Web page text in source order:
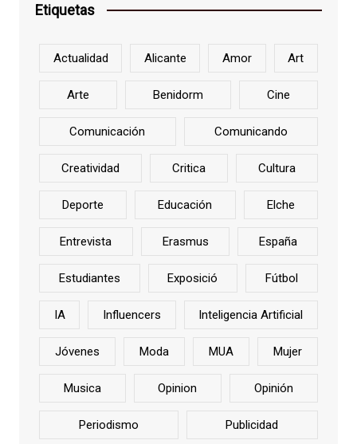
Etiquetas
Actualidad Alicante Amor Art
Arte Benidorm Cine
Comunicación Comunicando
Creatividad Critica Cultura
Deporte Educación Elche
Entrevista Erasmus España
Estudiantes Exposició Fútbol
IA Influencers Inteligencia Artificial
Jóvenes Moda MUA Mujer
Musica Opinion Opinión
Periodismo Publicidad